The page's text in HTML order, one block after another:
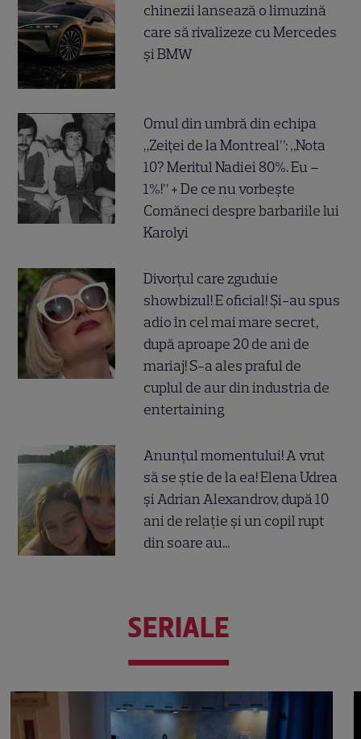
chinezii lansează o limuzină
care să rivalizeze cu Mercedes
și BMW
Omul din umbră din echipa
„Zeiței de la Montreal”: „Nota
10? Meritul Nadiei 80%. Eu –
1%!” + De ce nu vorbește
Comăneci despre barbariile lui
Karolyi
Divorțul care zguduie
showbizul! E oficial! Și-au spus
adio în cel mai mare secret,
după aproape 20 de ani de
mariaj! S-a ales praful de
cuplul de aur din industria de
entertaining
Anunțul momentului! A vrut
să se știe de la ea! Elena Udrea
și Adrian Alexandrov, după 10
ani de relație și un copil rupt
din soare au...
SERIALE